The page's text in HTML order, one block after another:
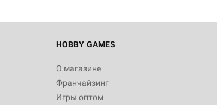
HOBBY GAMES
О магазине
Франчайзинг
Игры оптом
Белая смерть
12 990
Настольная игра Hobby World Берсерк.